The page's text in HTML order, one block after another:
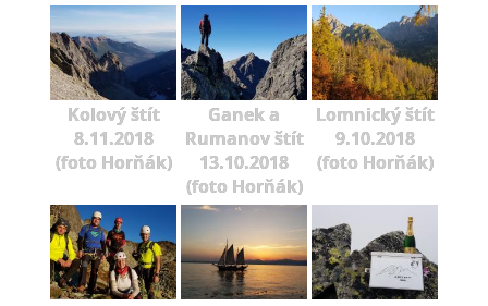
Kolový štít
8.11.2018
(foto Horňák)
Ganek a
Rumanov štít
13.10.2018
(foto Horňák)
Lomnický štít
9.10.2018
(foto Horňák)